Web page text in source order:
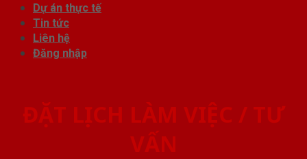
Dự án thực tế
Tin tức
Liên hệ
Đăng nhập
ĐẶT LỊCH LÀM VIỆC / TƯ
VẤN